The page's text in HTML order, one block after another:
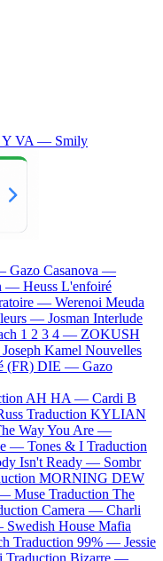
Y VA — Smily
Gazo Casanova —
— Heuss L'enfoiré
— Werenoi Meuda
— Josman Interlude
1 2 3 4 — ZOKUSH
Joseph Kamel Nouvelles
(FR) DIE — Gazo
AH HA — Cardi B
Traduction KYLIAN
Way You Are —
— Tones & I Traduction
Isn't Ready — Sombr
MORNING DEW
— Muse Traduction The
Camera — Charli
Swedish House Mafia
Traduction 99% — Jessie
Traduction Bizarre —